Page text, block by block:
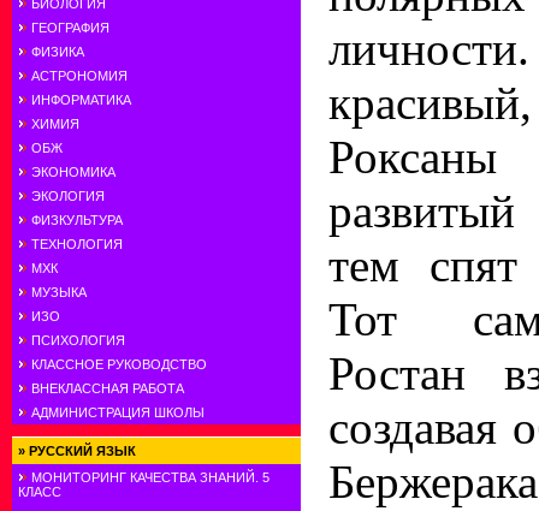
БИОЛОГИЯ
ГЕОГРАФИЯ
ФИЗИКА
АСТРОНОМИЯ
ИНФОРМАТИКА
ХИМИЯ
ОБЖ
ЭКОНОМИКА
ЭКОЛОГИЯ
ФИЗКУЛЬТУРА
ТЕХНОЛОГИЯ
МХК
МУЗЫКА
ИЗО
ПСИХОЛОГИЯ
КЛАССНОЕ РУКОВОДСТВО
ВНЕКЛАССНАЯ РАБОТА
АДМИНИСТРАЦИЯ ШКОЛЫ
» РУССКИЙ ЯЗЫК
МОНИТОРИНГ КАЧЕСТВА ЗНАНИЙ. 5
КЛАСС
тем спят
Тот
Ростан
создавая